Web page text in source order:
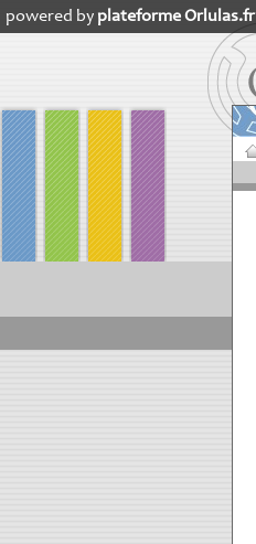
powered by plateforme Orlulas.fr